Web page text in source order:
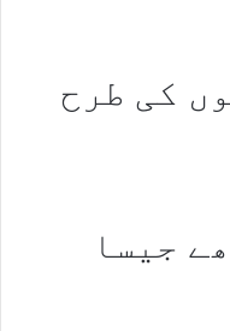
کی طرح
جیسا